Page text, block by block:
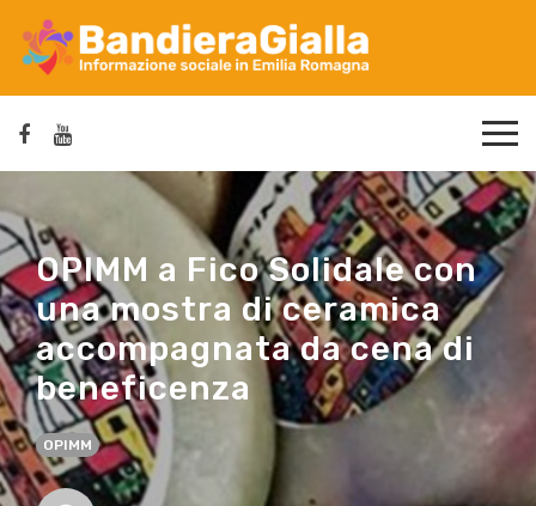
OPIMM a Fico Solidale con
una mostra di ceramica
accompagnata da cena di
beneficenza
OPIMM